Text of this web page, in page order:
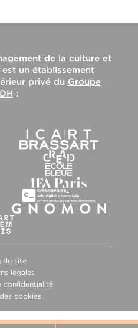
de la culture et
un établissement
privé du Groupe
:
du site
légales
confidentialité
cookies